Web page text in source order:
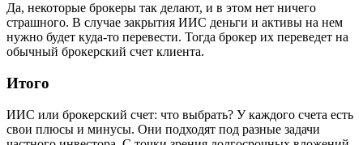
Да, некоторые брокеры так делают, и в этом нет ничего
страшного. В случае закрытия ИИС деньги и активы на нем
нужно будет куда-то перевести. Тогда брокер их переведет на
обычный брокерский счет клиента.
Итого
ИИС или брокерский счет: что выбрать? У каждого счета есть
свои плюсы и минусы. Они подходят под разные задачи